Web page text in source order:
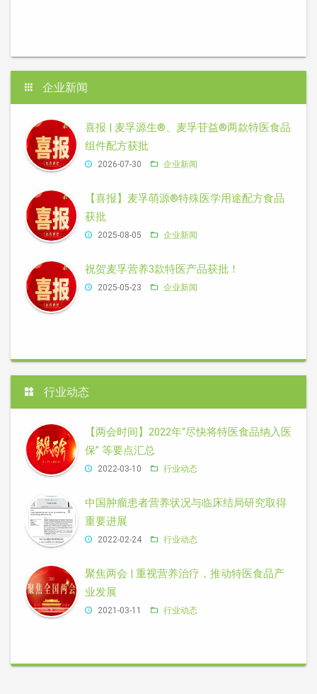
企业新闻
喜报 | 麦孚源生®、麦孚苷益®两款特医食品
组件配方获批
2026-07-30 企业新闻
【喜报】麦孚萌源®特殊医学用途配方食品
获批
2025-08-05 企业新闻
祝贺麦孚营养3款特医产品获批！
2025-05-23 企业新闻
行业动态
【两会时间】2022年“尽快将特医食品纳入医
保” 等要点汇总
2022-03-10 行业动态
中国肿瘤患者营养状况与临床结局研究取得
重要进展
2022-02-24 行业动态
聚焦两会 | 重视营养治疗，推动特医食品产
业发展
2021-03-11 行业动态